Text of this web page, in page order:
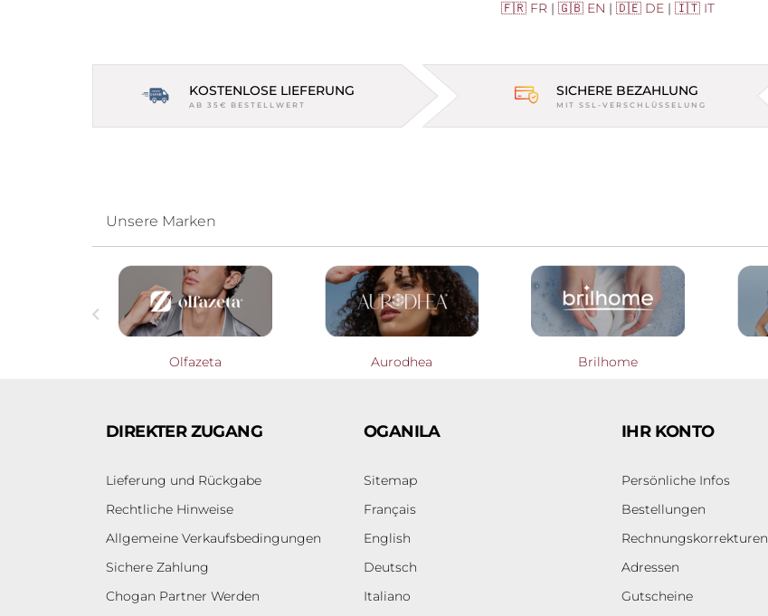
🇫🇷 FR | 🇬🇧 EN | 🇩🇪 DE | 🇮🇹 IT
KOSTENLOSE LIEFERUNG
AB 35€ BESTELLWERT
SICHERE BEZAHLUNG
MIT SSL-VERSCHLÜSSELUNG
Unsere Marken

Olfazeta Aurodhea Brilhome
DIREKTER ZUGANG
Lieferung und Rückgabe
Rechtliche Hinweise
Allgemeine Verkaufsbedingungen
Sichere Zahlung
Chogan Partner Werden
OGANILA
Sitemap
Français
English
Deutsch
Italiano
IHR KONTO
Persönliche Infos
Bestellungen
Rechnungskorrekturen
Adressen
Gutscheine